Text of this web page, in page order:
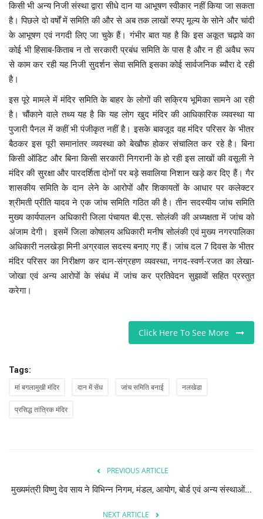
किसी भी अन्य निजी संस्था द्वारा सीधे दान या आभूषण स्वीकार नहीं किया जा सकता
है। पिछले दो वर्षों में समिति की और से अब तक लाखों रुपए मूल्य के सोने और चांदी
के आभूषण एवं नगदी लिए जा चुके हैं। गंभीर बात यह है कि इस अकूत चढ़ावे का
कोई भी हिसाब-किताब न तो सरकारी प्रबंध समिति के पास है और न ही अवैध रूप
से काम कर रही यह निजी सुदर्शन सेवा समिति इसका कोई सार्वजनिक ब्यौरा दे रही
है।
इस पूरे मामले में मंदिर समिति के बाहर के लोगों की सक्रिय भूमिका सामने आ रही
है। चौंकाने वाले तथ्य यह है कि यह लोग खुद मंदिर की आधिकारिक व्यवस्था या
पुजारी पैनल में कहीं भी पंजीकृत नहीं है। इसके बावजूद वह मंदिर परिसर के भीतर
बैठकर इस पूरी समानांतर व्यवस्था को बेखौफ होकर संचालित कर रहे है। बिना
किसी ऑडिट और बिना किसी सरकारी निगरानी के हो रही इस लाखों की वसूली ने
मंदिर की सुरक्षा और पारदर्शिता दोनों पर बड़े सवालिया निशान खड़े कर दिए हैं। गैर
शासकीय समिति के दान लेने के आरोपों और शिकायतों के आधार पर कलेक्टर
श्रीमती प्रीति यादव ने एक जांच समिति गठित की है। तीन सदस्यीय जांच समिति
मुख्य कार्यपालन अधिकारी जिला पंचायत बी.एस. सोलंकी की अध्यक्षता में जांच को
अंजाम देगी। इसमें जिला कोषालय अधिकारी मनीष सोलंकी एवं मुख्य नगरपालिका
अधिकारी नलखेड़ा मिनी अग्रवाल सदस्य बनाए गए हैं। जांच दल 7 दिवस के भीतर
मंदिर परिसर का निरीक्षण कर दान-संग्रहण व्यवस्था, नगद-स्वर्ण-रजत का लेखा-
जोखा एवं अन्य आरोपों के संबंध में जांच कर प्रतिवेदन सुझावों सहित प्रस्तुत
करेगा।
Click Here To See More
Tags:
मां बगलामुखी मंदिर दान में सेंध जांच समिति बनाई नलखेडा
प्रसिद्ध तांत्रिक मंदिर
PREVIOUS ARTICLE
मुख्यमंत्री विष्णु देव साय ने विभिन्न निगम, मंडल, आयोग, बोर्ड एवं अन्य संस्थाओं...
NEXT ARTICLE